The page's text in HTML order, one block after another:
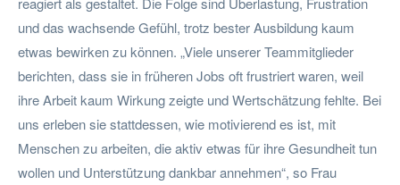
und das wachsende Gefühl, trotz bester Ausbildung kaum
etwas bewirken zu können. „Viele unserer Teammitglieder
berichten, dass sie in früheren Jobs oft frustriert waren, weil
ihre Arbeit kaum Wirkung zeigte und Wertschätzung fehlte. Bei
uns erleben sie stattdessen, wie motivierend es ist, mit
Menschen zu arbeiten, die aktiv etwas für ihre Gesundheit tun
wollen und Unterstützung dankbar annehmen“, so Frau